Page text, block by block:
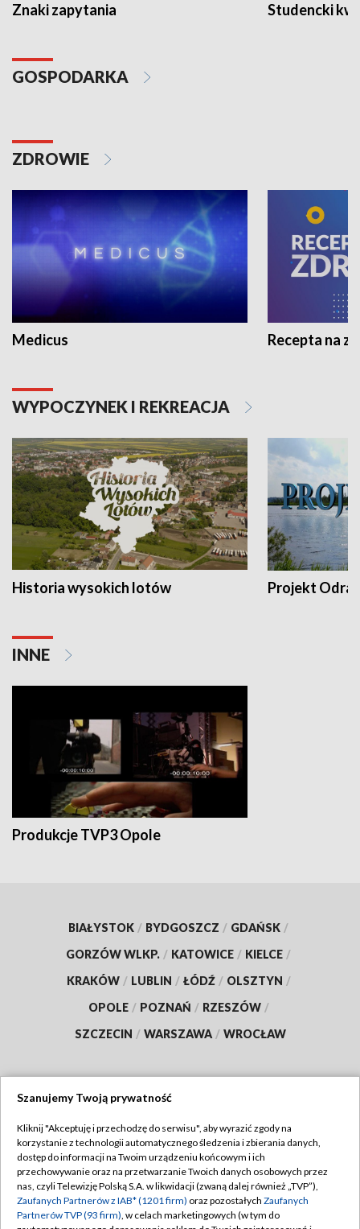
Znaki zapytania Studencki
GOSPODARKA
ZDROWIE
Medicus Recepta na
WYPOCZYNEK I REKREACJA
Historia wysokich lotów Projekt Odra
INNE
Produkcje TVP3 Opole
BIAŁYSTOK / BYDGOSZCZ / GDAŃSK /
GORZÓW WLKP. / KATOWICE / KIELCE /
KRAKÓW / LUBLIN / ŁÓDŹ / OLSZTYN /
OPOLE / POZNAŃ / RZESZÓW /
SZCZECIN / WARSZAWA / WROCŁAW
TVP
Abonament TVP
Emisja w TVP
Centrum informacji TVP
Regulamin TVP
Polityka prywatności
Szanujemy Twoją prywatność
Kliknij "Akceptuję i przechodzę do serwisu", aby wyrazić zgody na
korzystanie z technologii automatycznego śledzenia i zbierania danych,
dostęp do informacji na Twoim urządzeniu końcowym i ich
przechowywanie oraz na przetwarzanie Twoich danych osobowych przez
nas, czyli Telewizję Polską S.A. w likwidacji (zwaną dalej również „TVP”),
Zaufanych Partnerów z IAB* (1201 firm) oraz pozostałych Zaufanych
Partnerów TVP (93 firm), w celach marketingowych (w tym do